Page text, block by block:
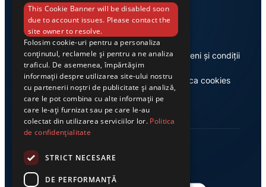
Link-uri utile
Despre noi
Casa de editură Exclusiv
Termeni și condiții
Politica cookies
This Cookie Banner will be disabled soon
due to account issues. Please contact the
site owner to resolve.
Folosim cookie-uri pentru a personaliza
conținutul, reclamele și pentru a ne analiza
traficul. De asemenea, împărtășim
informații despre utilizarea site-ului nostru
cu partenerii noștri de publicitate și analiză,
care le pot combina cu alte informații pe
care le-ați furnizat sau pe care le-au
colectat din utilizarea serviciilor lor. Politica
de confidențialitate
STRICT NECESARE
DE PERFORMANȚĂ